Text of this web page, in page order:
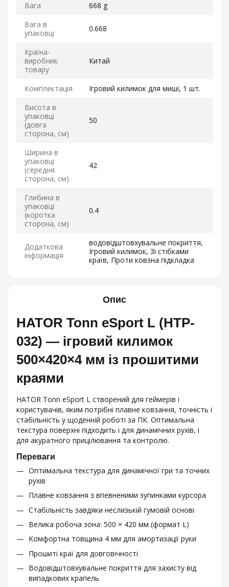
Вага
668 g
Вага в
упаковці
0.668
Країна-
виробник
товару
Китай
Комплектація
Ігровий килимок для миші, 1 шт.
Висота в
упаковці
(довга
сторона, см)
50
Ширина в
упаковці
(середня
сторона, см)
42
Глибина в
упаковці
(коротка
сторона, см)
0.4
Додаткова
інформація
водовідштовхувальне покриття,
Ігровий килимок, Зі стібками
країв, Проти ковзна підкладка
Опис
HATOR Tonn eSport L (HTP-
032) — ігровий килимок
500×420×4 мм із прошитими
краями
HATOR Tonn eSport L створений для геймерів і
користувачів, яким потрібні плавне ковзання, точність і
стабільність у щоденній роботі за ПК. Оптимальна
текстура поверхні підходить і для динамічних рухів, і
для акуратного прицілювання та контролю.
Переваги
Оптимальна текстура для динамічної гри та точних
рухів
Плавне ковзання з впевненими зупинками курсора
Стабільність завдяки неслизькій гумовій основі
Велика робоча зона: 500 × 420 мм (формат L)
Комфортна товщина 4 мм для амортизації руки
Прошиті краї для довговічності
Водовідштовхувальне покриття для захисту від
випадкових крапель